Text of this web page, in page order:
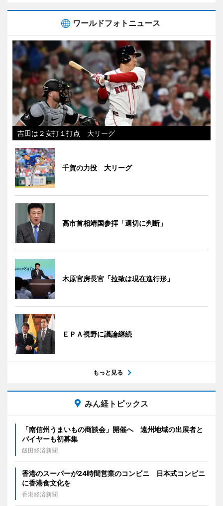
ワールドフォトニュース
吉田は２安打１打点 大リーグ
千賀の力投 大リーグ
高市首相靖国参拝「適切に判断」
木原官房長官「拉致は現在進行形」
ＥＰＡ視野に議論継続
もっと見る
みん経トピックス
「南信州うまいもの商談会」開催へ 遠州地域の出展者と
バイヤーも初募集
飯田経済新聞
香港のスーパーが24時間営業のコンビニ 日本式コンビニ
に香港食文化を
香港経済新聞